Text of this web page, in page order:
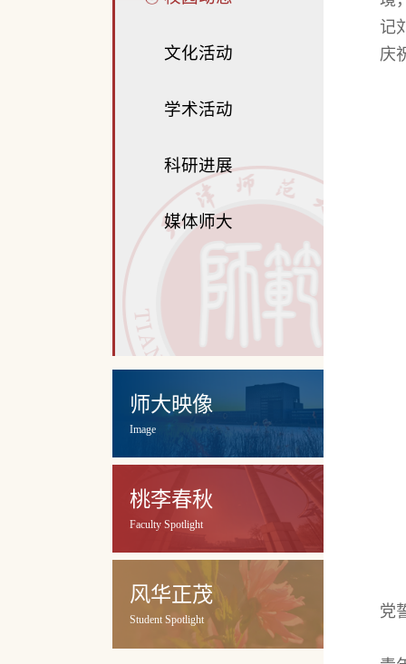
文化活动
学术活动
科研进展
媒体师大
师大映像
Image
桃李春秋
Faculty Spotlight
风华正茂
Student Spotlight
记
庆
党